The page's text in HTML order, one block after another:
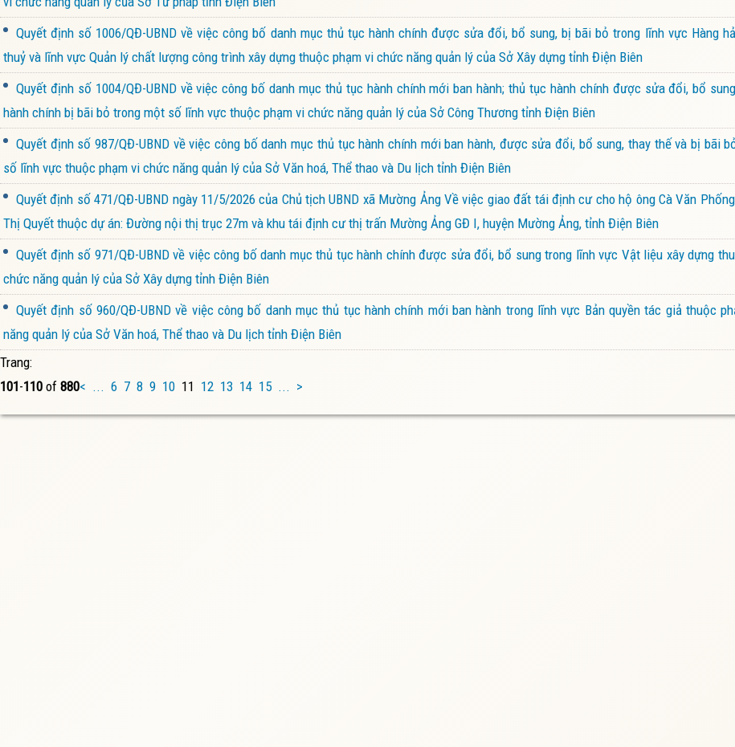
Quyết định số 1006/QĐ-UBND về việc công bố danh mục thủ tục hành chính được sửa đổi, bổ sung, bị bãi bỏ trong lĩnh vực Hàng
thuỷ và lĩnh vực Quản lý chất lượng công trình xây dựng thuộc phạm vi chức năng quản lý của Sở Xây dựng tỉnh Điện Biên
Quyết định số 1004/QĐ-UBND về việc công bố danh mục thủ tục hành chính mới ban hành; thủ tục hành chính được sửa đổi, bổ
hành chính bị bãi bỏ trong một số lĩnh vực thuộc phạm vi chức năng quản lý của Sở Công Thương tỉnh Điện Biên
Quyết định số 987/QĐ-UBND về việc công bố danh mục thủ tục hành chính mới ban hành, được sửa đổi, bổ sung, thay thế và bị bãi
số lĩnh vực thuộc phạm vi chức năng quản lý của Sở Văn hoá, Thể thao và Du lịch tỉnh Điện Biên
Quyết định số 471/QĐ-UBND ngày 11/5/2026 của Chủ tịch UBND xã Mường Ảng Về việc giao đất tái định cư cho hộ ông Cà Văn
Thị Quyết thuộc dự án: Đường nội thị trục 27m và khu tái định cư thị trấn Mường Ảng GĐ I, huyện Mường Ảng, tỉnh Điện Biên
Quyết định số 971/QĐ-UBND về việc công bố danh mục thủ tục hành chính được sửa đổi, bổ sung trong lĩnh vực Vật liệu xây dựng
chức năng quản lý của Sở Xây dựng tỉnh Điện Biên
Quyết định số 960/QĐ-UBND về việc công bố danh mục thủ tục hành chính mới ban hành trong lĩnh vực Bản quyền tác giả thuộc
năng quản lý của Sở Văn hoá, Thể thao và Du lịch tỉnh Điện Biên
Trang:
101-110 of 880< ... 6 7 8 9 10 11 12 13 14 15 ... >